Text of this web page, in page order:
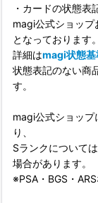
・カードの状態表
magi公式ショップ
となっております。
詳細はmagi状態基
状態表記のない商
す。
magi公式ショップ
り、
Sランクについて
場合があります。
※PSA・BGS・